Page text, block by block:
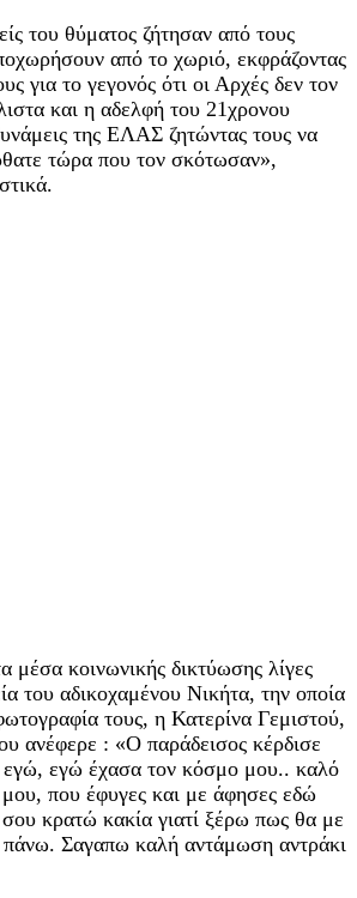
του θύματος ζήτησαν από τους
από το χωριό, εκφράζοντας
για το γεγονός ότι οι Αρχές δεν τον
και η αδελφή του 21χρονου
της ΕΛΑΣ ζητώντας τους να
τώρα που τον σκότωσαν»,
μέσα κοινωνικής δικτύωσης λίγες
του αδικοχαμένου Νικήτα, την οποία
τους, η Κατερίνα Γεμιστού,
ανέφερε : «Ο παράδεισος κέρδισε
εγώ, εγώ έχασα τον κόσμο μου.. καλό
που έφυγες και με άφησες εδώ
κρατώ κακία γιατί ξέρω πως θα με
πάνω. Σαγαπω καλή αντάμωση αντράκι